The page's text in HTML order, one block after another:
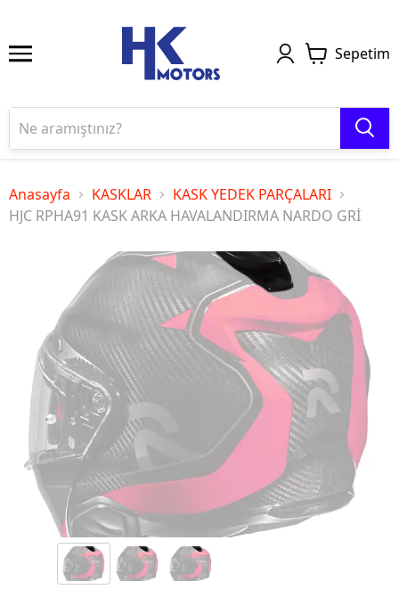
Sepetim
Anasayfa KASKLAR
KASK YEDEK PARÇALARI
HJC RPHA91 KASK ARKA HAVALANDIRMA NARDO GRİ